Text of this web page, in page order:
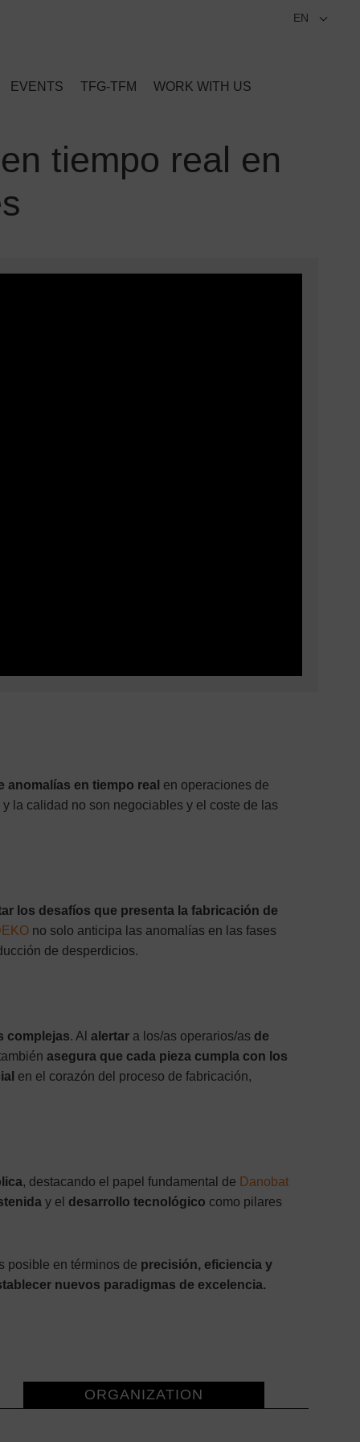
EN
EVENTS TFG-TFM WORK WITH US
tiempo real en
anomalías en tiempo real en operaciones de
la calidad no son negociables y el coste de las
los desafíos que presenta la fabricación de
no solo anticipa las anomalías en las fases
de desperdicios.
complejas. Al alertar a los/as operarios/as de
asegura que cada pieza cumpla con los
en el corazón del proceso de fabricación,
, destacando el papel fundamental de Danobat
y el desarrollo tecnológico como pilares
posible en términos de precisión, eficiencia y
nuevos paradigmas de excelencia.
ORGANIZATION